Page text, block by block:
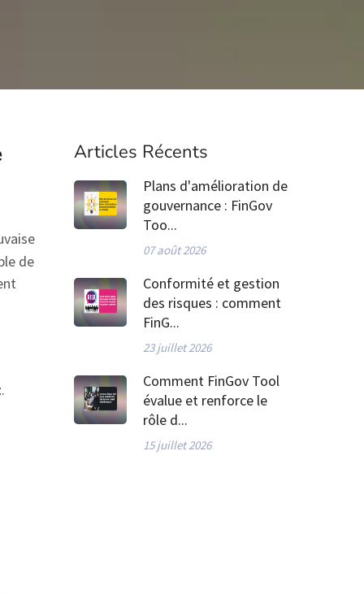
de
.
Articles Récents
Plans d'amélioration de
gouvernance : FinGov
Too...
07 août 2026
Conformité et gestion
des risques : comment
FinG...
23 juillet 2026
Comment FinGov Tool
évalue et renforce le
rôle d...
15 juillet 2026